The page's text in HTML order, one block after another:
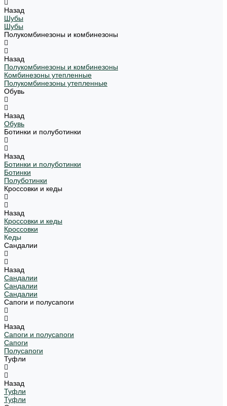
Назад
Шубы
Шубы
Полукомбинезоны и комбинезоны
Назад
Полукомбинезоны и комбинезоны
Комбинезоны утепленные
Полукомбинезоны утепленные
Обувь
Назад
Обувь
Ботинки и полуботинки
Назад
Ботинки и полуботинки
Ботинки
Полуботинки
Кроссовки и кеды
Назад
Кроссовки и кеды
Кроссовки
Кеды
Сандалии
Назад
Сандалии
Сандалии
Сандалии
Сапоги и полусапоги
Назад
Сапоги и полусапоги
Сапоги
Полусапоги
Туфли
Назад
Туфли
Туфли